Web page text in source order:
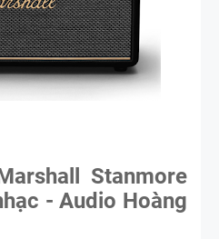
Stanmore
- Audio Hoàng